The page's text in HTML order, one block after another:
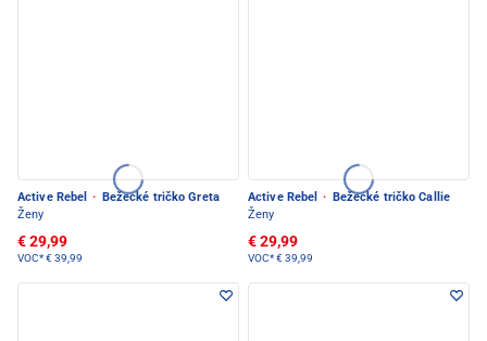
Active Rebel · Bežecké tričko Greta
Ženy
€ 29,99
VOC*€ 39,99
Active Rebel · Bežecké tričko Callie
Ženy
€ 29,99
VOC*€ 39,99